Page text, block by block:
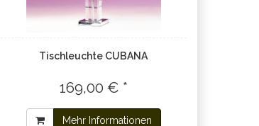
Tischleuchte CUBANA
169,00 € *
Mehr Informationen